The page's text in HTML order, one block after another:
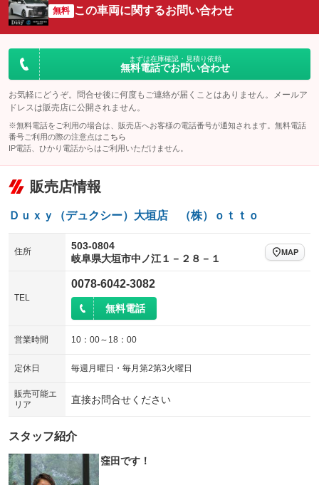
サイドカメラ
：装備あり ルーフレール
：装備なし
：装備なし
：装備なし
無料 この車両に関するお問い合わせ
まずは在庫確認・見積り依頼
無料電話でお問い合わせ
お気軽にどうぞ。問合せ後に何度もご連絡が届くことはありません。メールア
ドレスは販売店に公開されません。
※無料電話をご利用の場合は、販売店へお客様の電話番号が通知されます。無料電話
番号ご利用の際の注意点は こちら
IP電話、ひかり電話からはご利用いただけません。
販売店情報
Ｄｕｘｙ（デュクシー）大垣店 （株）ｏｔｔｏ
住所
503-0804
岐阜県大垣市中ノ江１－２８－１
MAP
TEL
0078-6042-3082
無料電話
営業時間 10：00～18：00
定休日 毎週月曜日・毎月第2第3火曜日
販売可能エ
リア
直接お問合せください
スタッフ紹介
窪田です！